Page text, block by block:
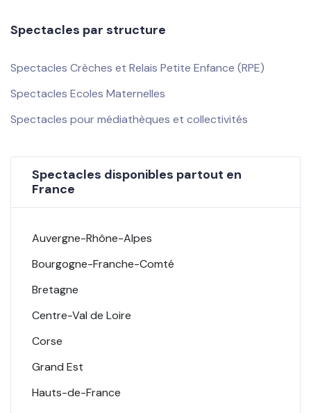
Spectacles par structure
Spectacles Crèches et Relais Petite Enfance (RPE)
Spectacles Ecoles Maternelles
Spectacles pour médiathèques et collectivités
Spectacles disponibles partout en
France
Auvergne-Rhône-Alpes
Bourgogne-Franche-Comté
Bretagne
Centre-Val de Loire
Corse
Grand Est
Hauts-de-France